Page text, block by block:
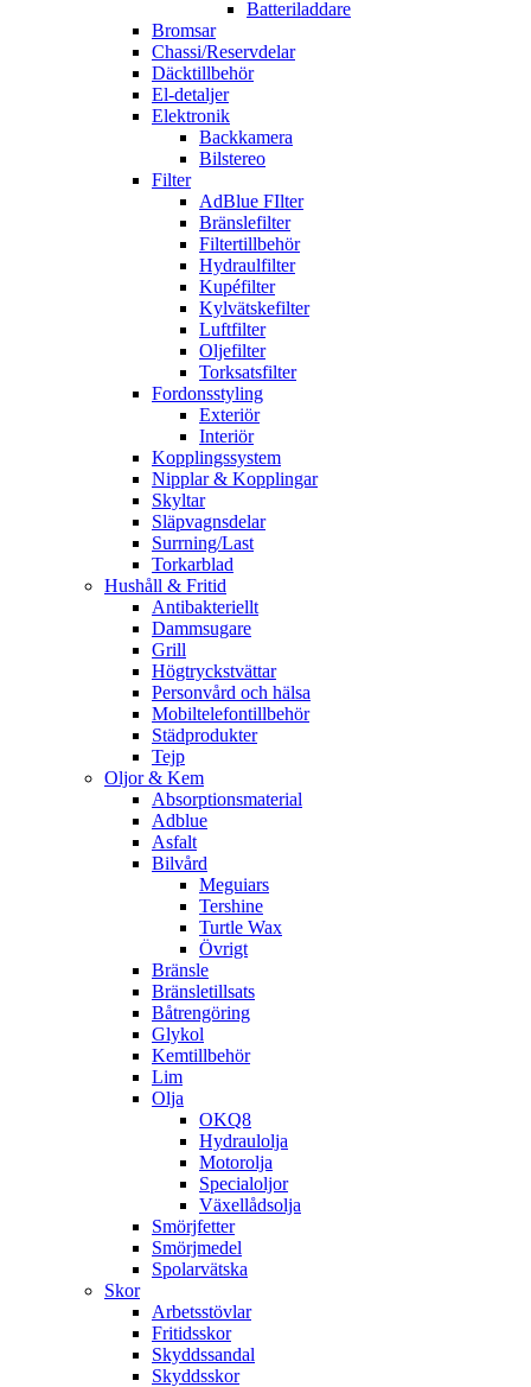
Batteriladdare
Bromsar
Chassi/Reservdelar
Däcktillbehör
El-detaljer
Elektronik
Backkamera
Bilstereo
Filter
AdBlue FIlter
Bränslefilter
Filtertillbehör
Hydraulfilter
Kupéfilter
Kylvätskefilter
Luftfilter
Oljefilter
Torksatsfilter
Fordonsstyling
Exteriör
Interiör
Kopplingssystem
Nipplar & Kopplingar
Skyltar
Släpvagnsdelar
Surrning/Last
Torkarblad
Hushåll & Fritid
Antibakteriellt​
Dammsugare
Grill
Högtryckstvättar
Personvård och hälsa
Mobiltelefontillbehör
Städprodukter
Tejp
Oljor & Kem
Absorptionsmaterial
Adblue
Asfalt
Bilvård
Meguiars
Tershine
Turtle Wax
Övrigt
Bränsle
Bränsletillsats
Båtrengöring
Glykol
Kemtillbehör
Lim
Olja
OKQ8
Hydraulolja
Motorolja
Specialoljor
Växellådsolja
Smörjfetter
Smörjmedel
Spolarvätska
Skor
Arbetsstövlar
Fritidsskor
Skyddssandal
Skyddsskor